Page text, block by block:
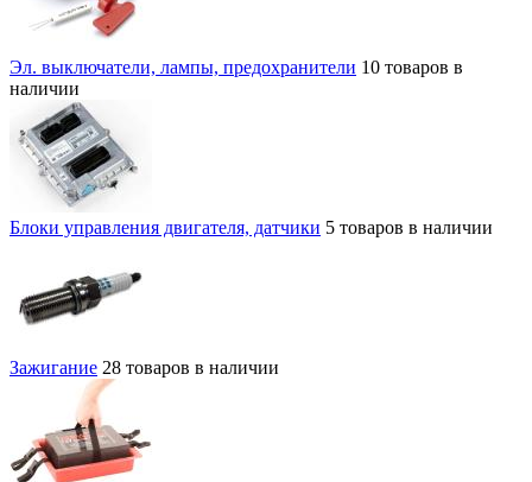
Эл. выключатели, лампы, предохранители 10 товаров в
наличии
Блоки управления двигателя, датчики 5 товаров в наличии
Зажигание 28 товаров в наличии